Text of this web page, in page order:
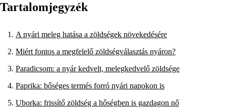
Tartalomjegyzék
A nyári meleg hatása a zöldségek növekedésére
Miért fontos a megfelelő zöldségválasztás nyáron?
Paradicsom: a nyár kedvelt, melegkedvelő zöldsége
Paprika: bőséges termés forró nyári napokon is
Uborka: frissítő zöldség a hőségben is gazdagon nő